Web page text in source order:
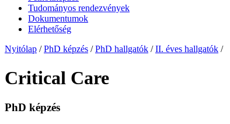
Tudományos rendezvények
Dokumentumok
Elérhetőség
Nyitólap / PhD képzés / PhD hallgatók / II. éves hallgatók /
Critical Care
PhD képzés